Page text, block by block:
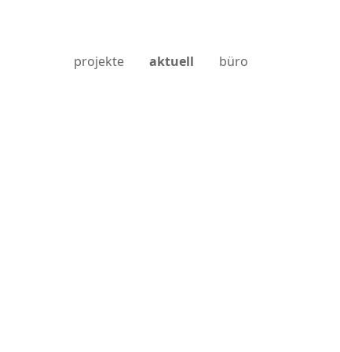
projekte
aktuell büro